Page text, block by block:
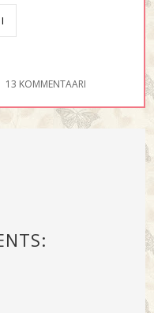
13 KOMMENTAARI